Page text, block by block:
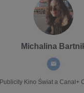
Michalina
Publicity Kino Świat a Canal+